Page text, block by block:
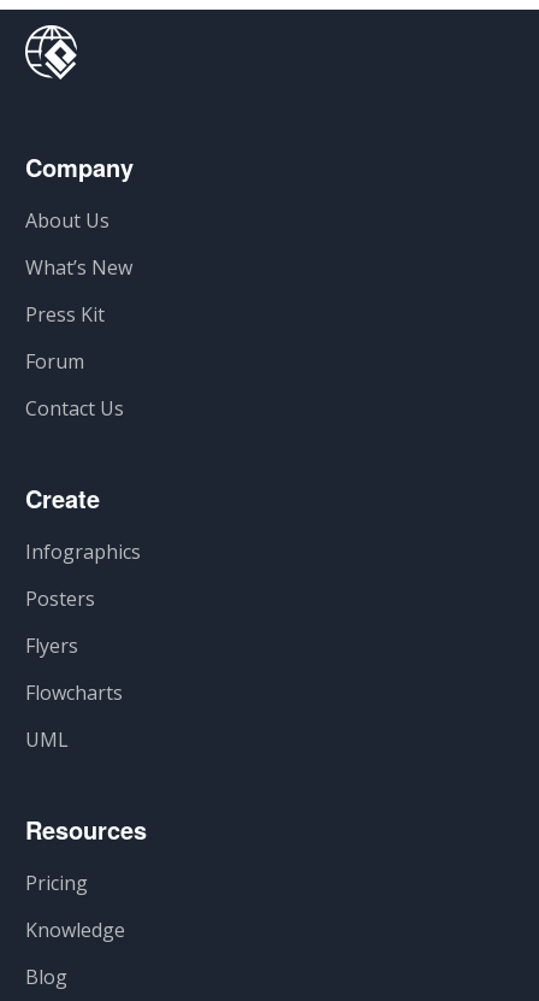
Company
About Us
What’s New
Press Kit
Forum
Contact Us
Create
Infographics
Posters
Flyers
Flowcharts
UML
Resources
Pricing
Knowledge
Blog